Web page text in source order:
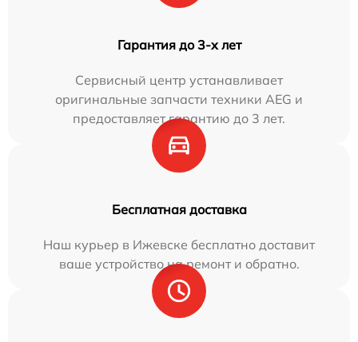
Гарантия до 3-х лет
Сервисный центр устанавливает
оригинальные запчасти техники AEG и
предоставляет гарантию до 3 лет.
Бесплатная доставка
Наш курьер в Ижевске бесплатно доставит
ваше устройство на ремонт и обратно.